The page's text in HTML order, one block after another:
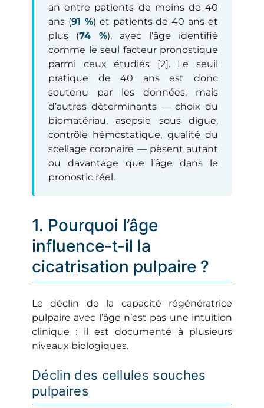
an entre patients de moins de 40
ans (91 %) et patients de 40 ans et
plus (74 %), avec l’âge identifié
comme le seul facteur pronostique
parmi ceux étudiés [2]. Le seuil
pratique de 40 ans est donc
soutenu par les données, mais
d’autres déterminants — choix du
biomatériau, asepsie sous digue,
contrôle hémostatique, qualité du
scellage coronaire — pèsent autant
ou davantage que l’âge dans le
pronostic réel.
1. Pourquoi l’âge
influence-t-il la
cicatrisation pulpaire ?
Le déclin de la capacité régénératrice
pulpaire avec l’âge n’est pas une intuition
clinique : il est documenté à plusieurs
niveaux biologiques.
Déclin des cellules souches
pulpaires